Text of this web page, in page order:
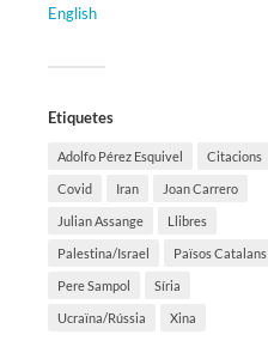
English
Etiquetes
Adolfo Pérez Esquivel Citacions
Covid Iran Joan Carrero
Julian Assange Llibres
Palestina/Israel Països Catalans
Pere Sampol Síria
Ucraïna/Rússia Xina